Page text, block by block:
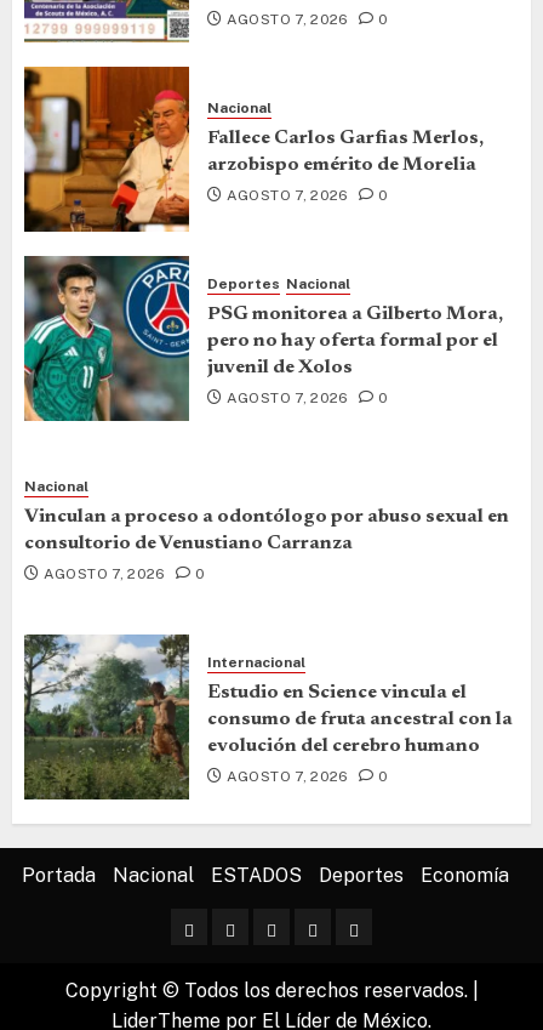
AGOSTO 7, 2026 0
Nacional
Fallece Carlos Garfias Merlos,
arzobispo emérito de Morelia
AGOSTO 7, 2026 0
Deportes Nacional
PSG monitorea a Gilberto Mora,
pero no hay oferta formal por el
juvenil de Xolos
AGOSTO 7, 2026 0
Nacional
Vinculan a proceso a odontólogo por abuso sexual en
consultorio de Venustiano Carranza
AGOSTO 7, 2026 0
Internacional
Estudio en Science vincula el
consumo de fruta ancestral con la
evolución del cerebro humano
AGOSTO 7, 2026 0
Portada Nacional ESTADOS Deportes Economía
Copyright © Todos los derechos reservados.
LiderTheme por El Líder de México.